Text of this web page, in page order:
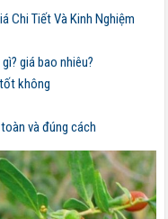
Chi Tiết Và Kinh Nghiệm
giá bao nhiêu?
không
và đúng cách